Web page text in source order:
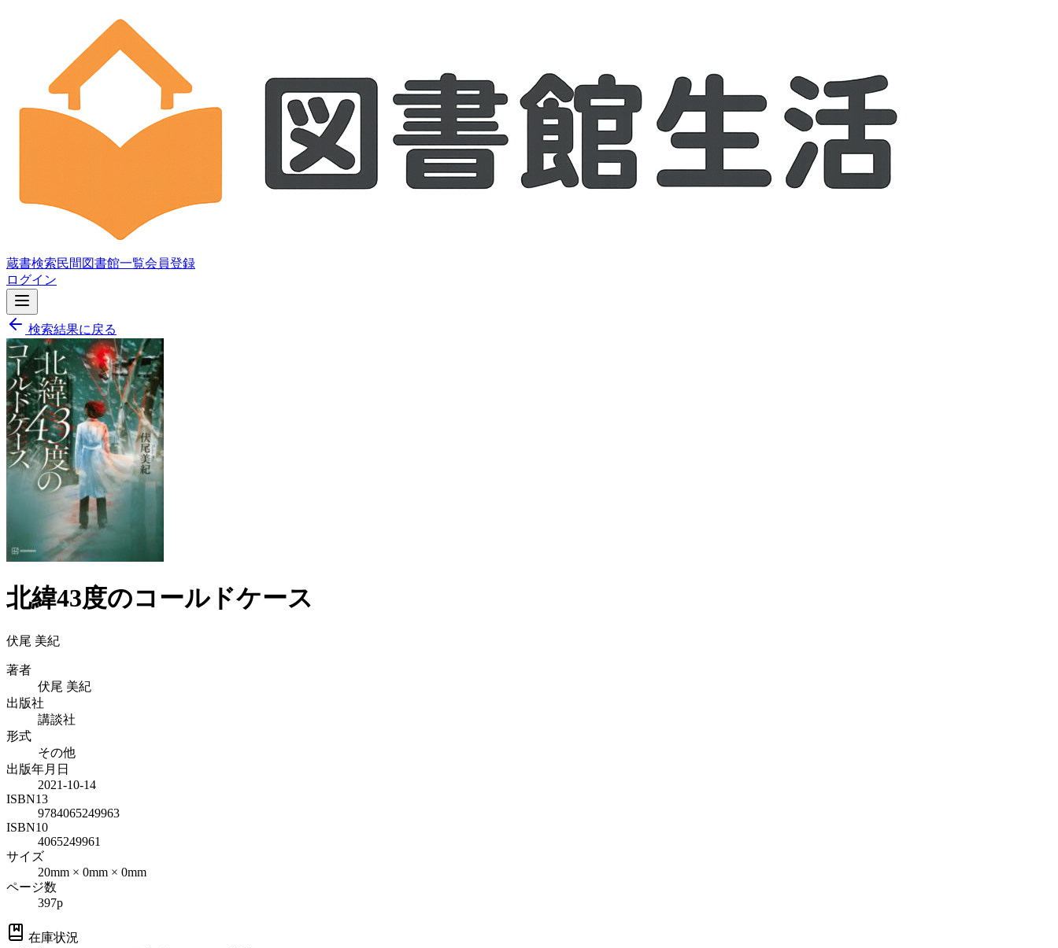
蔵書検索民間図書館一覧会員登録
ログイン
検索結果に戻る
北緯43度のコールドケース
伏尾 美紀
著者
伏尾 美紀
出版社
講談社
形式
その他
出版年月日
2021-10-14
ISBN13
9784065249963
ISBN10
4065249961
サイズ
20mm × 0mm × 0mm
ページ数
397p
在庫状況